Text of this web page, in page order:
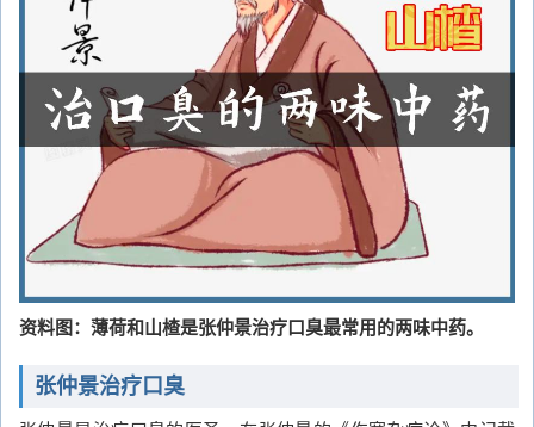
资料图：薄荷和山楂是张仲景治疗口臭最常用的两味中药。
张仲景治疗口臭